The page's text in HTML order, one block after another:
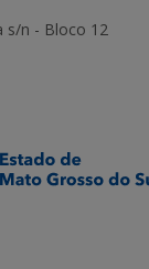
s/n - Bloco 12